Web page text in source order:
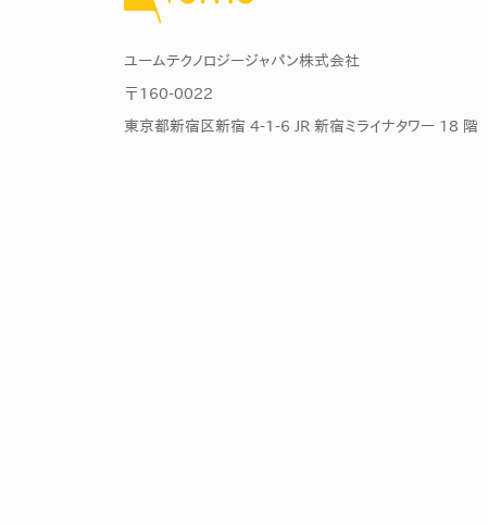
ユームテクノロジージャパン株式会社
〒160-0022
東京都新宿区新宿 4-1-6 JR 新宿ミライナタワー 18 階